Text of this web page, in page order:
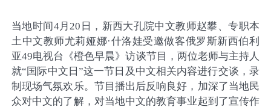
当地时间 4月20日，新西大孔院中文教师赵攀、专职本
土中文教师尤莉娅娜·什洛娃受邀做客俄罗斯新西伯利
亚49电视台《橙色早晨》访谈节目，两位老师与主持人
就“国际中文日”这一节日及中文相关内容进行交谈，录
制现场气氛欢乐。节目播出后反响良好，加深了当地民
众对中文的了解，对当地中文的教育事业起到了宣传作